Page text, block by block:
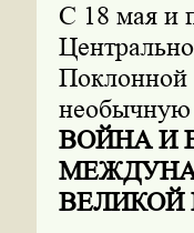
С 18 мая и
Поклонной
ВОЙНА И
ВЕЛИКОЙ